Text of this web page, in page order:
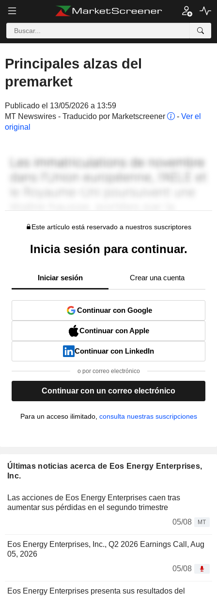
Principales alzas del
premarket
Publicado el 13/05/2026 a 13:59
MT Newswires - Traducido por Marketscreener
- Ver el
original
Este artículo está reservado a nuestros suscriptores
Inicia sesión para continuar.
Iniciar sesión Crear una cuenta
Continuar con Google
Continuar con Apple
Continuar con LinkedIn
o por correo electrónico
Continuar con un correo electrónico
Para un acceso ilimitado, consulta nuestras suscripciones
Últimas noticias acerca de Eos Energy Enterprises,
Inc.
Las acciones de Eos Energy Enterprises caen tras
aumentar sus pérdidas en el segundo trimestre
05/08
MT
Eos Energy Enterprises, Inc., Q2 2026 Earnings Call, Aug
05, 2026
05/08
Eos Energy Enterprises presenta sus resultados del